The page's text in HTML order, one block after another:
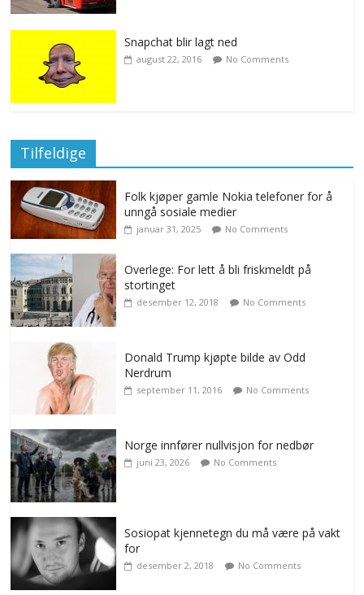
Snapchat blir lagt ned
august 22, 2016 No Comments
Tilfeldige
Folk kjøper gamle Nokia telefoner for å
unngå sosiale medier
januar 31, 2025 No Comments
Overlege: For lett å bli friskmeldt på
stortinget
desember 12, 2018 No Comments
Donald Trump kjøpte bilde av Odd
Nerdrum
september 11, 2016 No Comments
Norge innfører nullvisjon for nedbør
juni 23, 2026 No Comments
Sosiopat kjennetegn du må være på vakt
for
desember 2, 2018 No Comments